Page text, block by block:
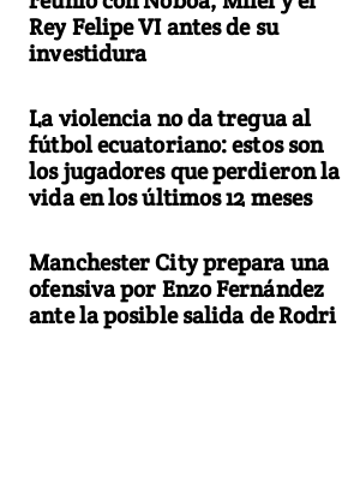
Rey Felipe VI antes de su
investidura
La violencia no da tregua al
fútbol ecuatoriano: estos son
los jugadores que perdieron la
vida en los últimos 12 meses
Manchester City prepara una
ofensiva por Enzo Fernández
ante la posible salida de Rodri